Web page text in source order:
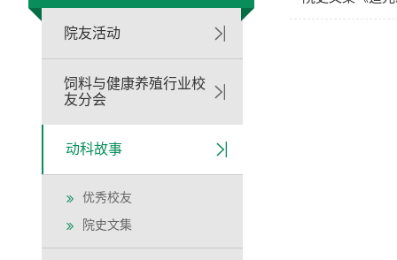
院友活动
饲料与健康养殖行业校
友分会
动科故事
优秀校友
院史文集